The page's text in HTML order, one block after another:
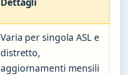
Varia per singola ASL e
distretto,
aggiornamenti mensili